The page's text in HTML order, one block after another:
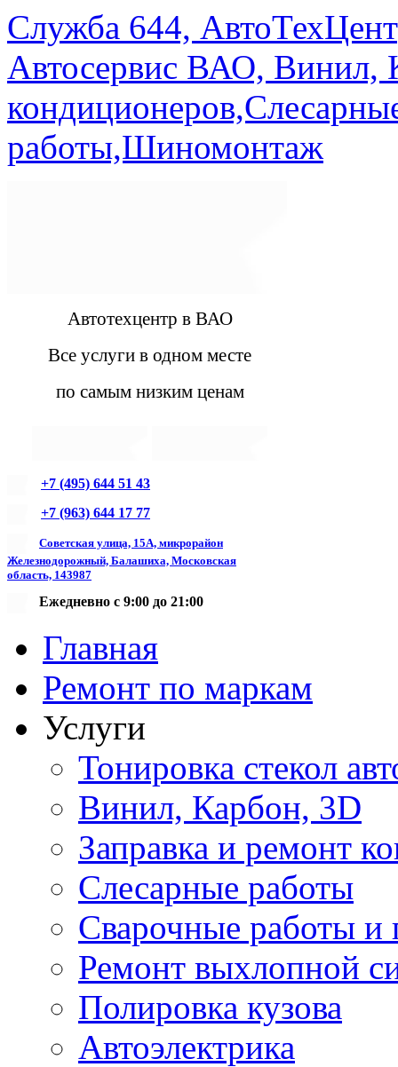
Служба 644,
Автосервис ВАО, Винил,
работы,Шиномонтаж
Автотехцентр в ВАО
Все услуги в одном месте
по самым низким ценам
+7 (495) 644 51 43
+7 (963) 644 17 77
Советская улица, 15А, микрорайон
Железнодорожный, Балашиха, Московская
область, 143987
Ежедневно с 9:00 до 21:00
Главная
Ремонт по маркам
Услуги
Тонировка стекол
Винил, Карбон, 3D
Заправка и ремонт
Слесарные работы
Сварочные работы и
Ремонт выхлопной
Полировка кузова
Автоэлектрика